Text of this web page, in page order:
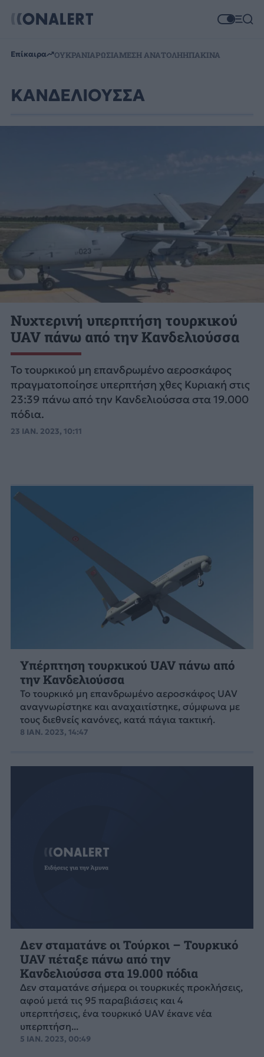
Επίκαιρα ΟΥΚΡΑΝΙΑΡΩΣΙΑΜΕΣΗ ΑΝΑΤΟΛΗΗΠΑΚΙΝΑ
ΚΑΝΔΕΛΙΟΥΣΣΑ
Νυχτερινή υπερπτήση τουρκικού
UAV πάνω από την Κανδελιούσσα
Το τουρκικού μη επανδρωμένο αεροσκάφος
πραγματοποίησε υπερπτήση χθες Κυριακή στις
23:39 πάνω από την Κανδελιούσσα στα 19.000
πόδια.
23 ΙΑΝ. 2023, 10:11
Υπέρπτηση τουρκικού UAV πάνω από
την Κανδελιούσσα
Το τουρκικό μη επανδρωμένο αεροσκάφος UAV
αναγνωρίστηκε και αναχαιτίστηκε, σύμφωνα με
τους διεθνείς κανόνες, κατά πάγια τακτική.
8 ΙΑΝ. 2023, 14:47
Δεν σταματάνε οι Τούρκοι – Τουρκικό
UAV πέταξε πάνω από την
Κανδελιούσσα στα 19.000 πόδια
Δεν σταματάνε σήμερα οι τουρκικές προκλήσεις,
αφού μετά τις 95 παραβιάσεις και 4
υπερπτήσεις, ένα τουρκικό UAV έκανε νέα
υπερπτήση...
5 ΙΑΝ. 2023, 00:49